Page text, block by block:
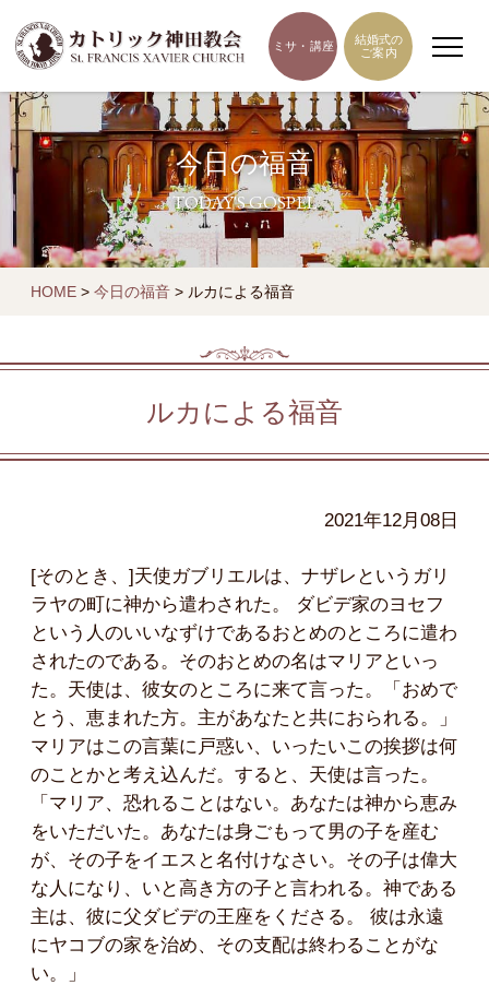
ミサ・講座
結婚式の
ご案内
今日の福音
TODAY'S GOSPEL
HOME > 今日の福音 > ルカによる福音
ルカによる福音
2021年12月08日
[そのとき、]天使ガブリエルは、ナザレというガリ
ラヤの町に神から遣わされた。 ダビデ家のヨセフ
という人のいいなずけであるおとめのところに遣わ
されたのである。そのおとめの名はマリアといっ
た。天使は、彼女のところに来て言った。「おめで
とう、恵まれた方。主があなたと共におられる。」
マリアはこの言葉に戸惑い、いったいこの挨拶は何
のことかと考え込んだ。すると、天使は言った。
「マリア、恐れることはない。あなたは神から恵み
をいただいた。あなたは身ごもって男の子を産む
が、その子をイエスと名付けなさい。その子は偉大
な人になり、いと高き方の子と言われる。神である
主は、彼に父ダビデの王座をくださる。 彼は永遠
にヤコブの家を治め、その支配は終わることがな
い。」